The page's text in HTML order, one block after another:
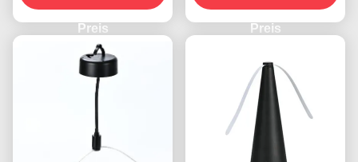
Preis
PET Material fern halten
Preis